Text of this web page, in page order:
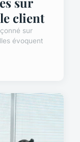
client
sur
évoquent